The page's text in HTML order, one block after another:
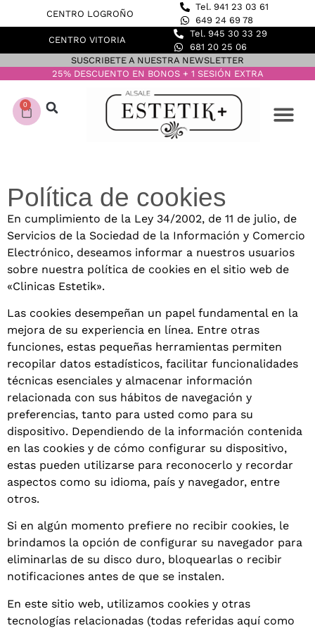
CENTRO LOGROÑO
Tel. 941 23 03 61
649 24 69 78
CENTRO VITORIA
Tel. 945 30 33 29
681 20 25 06
SUSCRIBETE A NUESTRA NEWSLETTER
25% DESCUENTO EN BONOS + 1 SESIÓN EXTRA
0
Política de cookies
En cumplimiento de la Ley 34/2002, de 11 de julio, de
Servicios de la Sociedad de la Información y Comercio
Electrónico, deseamos informar a nuestros usuarios
sobre nuestra política de cookies en el sitio web de
«Clinicas Estetik».
Las cookies desempeñan un papel fundamental en la
mejora de su experiencia en línea. Entre otras
funciones, estas pequeñas herramientas permiten
recopilar datos estadísticos, facilitar funcionalidades
técnicas esenciales y almacenar información
relacionada con sus hábitos de navegación y
preferencias, tanto para usted como para su
dispositivo. Dependiendo de la información contenida
en las cookies y de cómo configurar su dispositivo,
estas pueden utilizarse para reconocerlo y recordar
aspectos como su idioma, país y navegador, entre
otros.
Si en algún momento prefiere no recibir cookies, le
brindamos la opción de configurar su navegador para
eliminarlas de su disco duro, bloquearlas o recibir
notificaciones antes de que se instalen.
En este sitio web, utilizamos cookies y otras
tecnologías relacionadas (todas referidas aquí como